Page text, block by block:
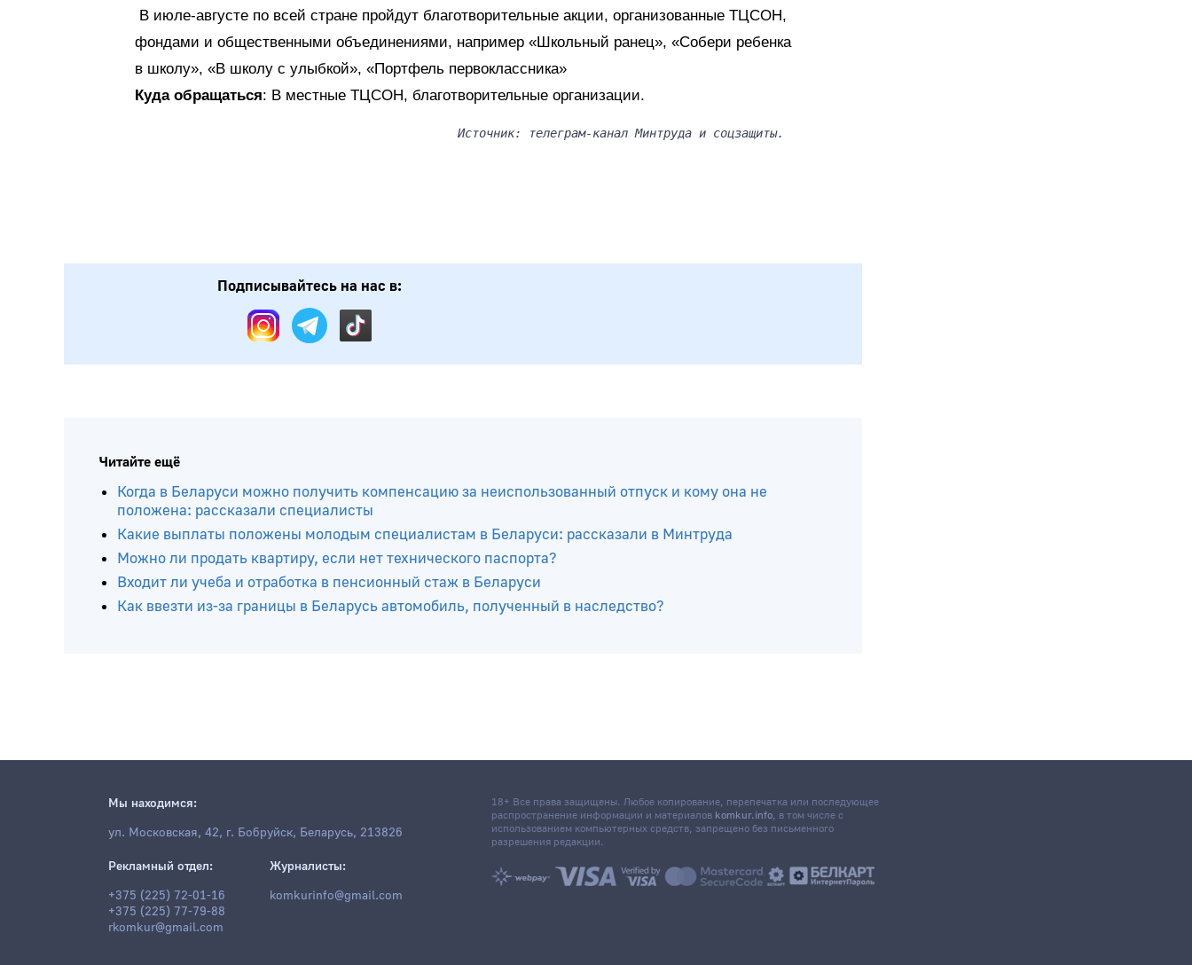
В июле-августе по всей стране пройдут благотворительные акции, организованные ТЦСОН,
фондами и общественными объединениями, например «Школьный ранец», «Собери ребенка
в школу», «В школу с улыбкой», «Портфель первоклассника»
Куда обращаться: В местные ТЦСОН, благотворительные организации.
Источник: телеграм-канал Минтруда и соцзащиты.
Подписывайтесь на нас в:
Читайте ещё
Когда в Беларуси можно получить компенсацию за неиспользованный отпуск и кому она не
положена: рассказали специалисты
Какие выплаты положены молодым специалистам в Беларуси: рассказали в Минтруда
Мы находимся:
ул. Московская, 42, г. Бобруйск, Беларусь, 213826
Рекламный отдел:
18+ Все права защищены. Любое копирование, перепечатка или последующее
распространение информации и материаловkomkur.info, в том числе с